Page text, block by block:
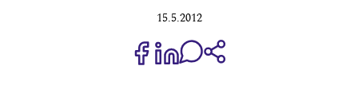
15.5.2012
Jaa Share on Facebook
Jaa Share on LinkedIn
Jaa WhatsApp-viestinä